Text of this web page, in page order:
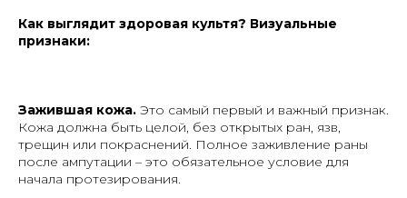
Как выглядит здоровая культя? Визуальные
признаки:
Зажившая кожа. Это самый первый и важный признак.
Кожа должна быть целой, без открытых ран, язв,
трещин или покраснений. Полное заживление раны
после ампутации – это обязательное условие для
начала протезирования.